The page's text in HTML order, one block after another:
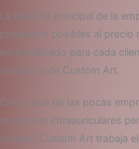
La filosofía principal de la
productos posibles al precio
personalizado para cada
horizonte de Custom Art.
Como una de las pocas
monitores intraauriculares
calidad, Custom Art trabaja